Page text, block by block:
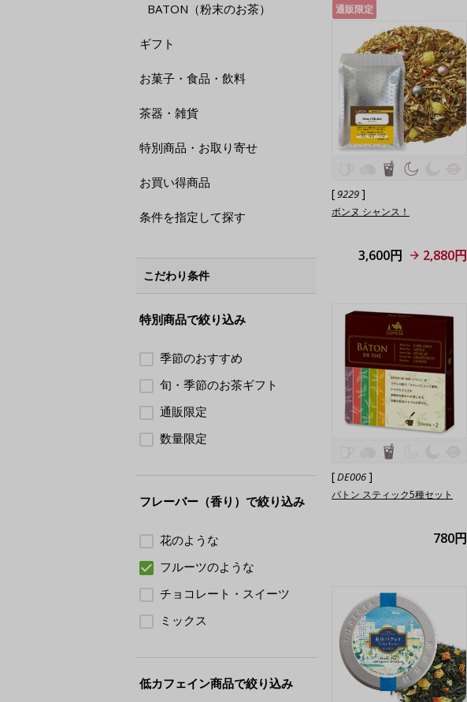
通販限定
[9229]
ボンヌ シャンス！
3,600円 2,880円
[DE006]
バトン スティック5種セット
780円
BATON（粉末のお茶）
ギフト
お菓子・食品・飲料
茶器・雑貨
特別商品・お取り寄せ
お買い得商品
条件を指定して探す
こだわり条件
特別商品で絞り込み
季節のおすすめ
旬・季節のお茶ギフト
通販限定
数量限定
フレーバー（香り）で絞り込み
花のような
フルーツのような
チョコレート・スイーツ
ミックス
低カフェイン商品で絞り込み